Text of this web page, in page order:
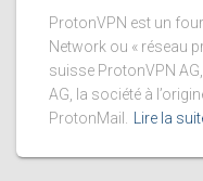
ProtonVPN est un
Network ou « réseau
suisse ProtonVPN
AG, la société à
ProtonMail.
Lire la